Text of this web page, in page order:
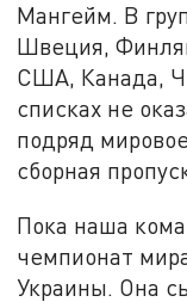
Мангейм. В
Швеция,
США, Канада,
списках не
подряд
сборная
Пока наша
чемпионат
Украины. Она